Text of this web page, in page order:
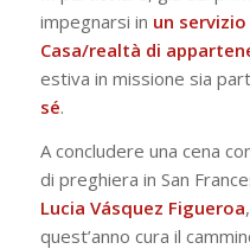
impegnarsi in un servizio
Casa/realtà di
estiva in missione sia
sé.
A concludere una cena
di preghiera in San
Lucia Vásquez Figueroa
quest’anno cura il